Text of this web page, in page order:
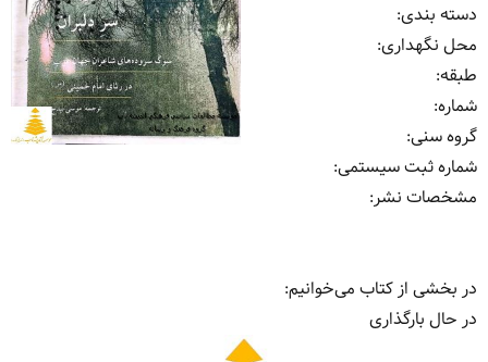
دسته بندی:
محل نگهداری:
طبقه:
شماره:
گروه سنی:
شماره ثبت سیستمی:
مشخصات نشر: ‏‫
در بخشی از کتاب می‌خوانیم:
در حال بارگذاری